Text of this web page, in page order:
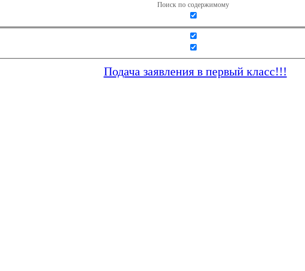
Поиск по содержимому
Подача заявления в первый класс!!!